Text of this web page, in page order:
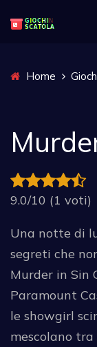
Home
9.0/10 (1 voti)
Una notte di
segreti che
Murder in Sin
Paramount
le showgirl
mescolano